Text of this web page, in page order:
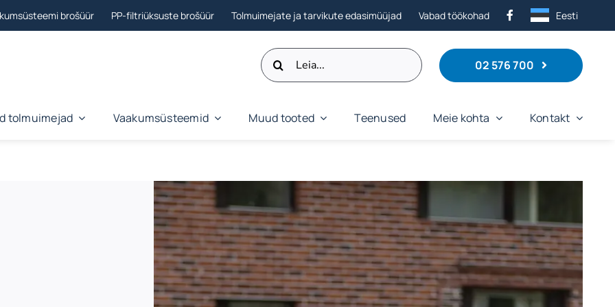
brošüür PP-filtriüksuste brošüür Tolmuimejate ja tarvikute edasimüüjad Vabad töökohad Eesti
Otsi:
02 576 700
tolmuimejad Vaakumsüsteemid Muud tooted Teenused Meie kohta Kontakt